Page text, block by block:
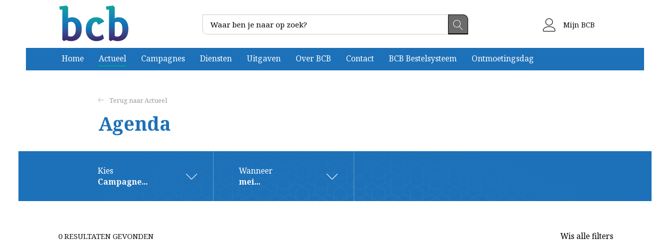
Mijn BCB
Home Actueel Campagnes Diensten Uitgaven Over BCB Contact BCB Bestelsysteem Ontmoetingsdag
Actueel
Agenda
Kies
Campagne...
Wanneer
mei...
0 RESULTATEN GEVONDEN Wis alle filters